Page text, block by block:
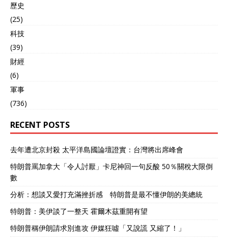
歷史
(25)
科技
(39)
財經
(6)
軍事
(736)
RECENT POSTS
去年遭北京封殺 太平洋島國論壇證實：台灣將出席峰會
特朗普罵加拿大「令人討厭」卡尼神回一句反酸 50％關稅大限倒
數
分析：想談又愛打充滿挫折感 特朗普是最不懂伊朗的美總統
特朗普：美伊談了一整天 霍爾木茲重開有望
特朗普稱伊朗請求別進攻 伊媒狂噓「又說謊 又縮了！」